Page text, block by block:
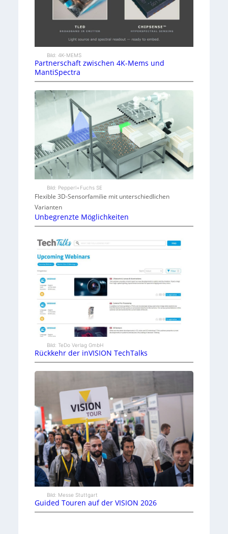
Bild: 4K-MEMS
Partnerschaft zwischen 4K-Mems und
MantiSpectra
Bild: Pepperl+Fuchs SE
Flexible 3D-Sensorfamilie mit unterschiedlichen
Varianten
Unbegrenzte Möglichkeiten
Bild: TeDo Verlag GmbH
Rückkehr der inVISION TechTalks
Bild: Messe Stuttgart
Guided Touren auf der VISION 2026